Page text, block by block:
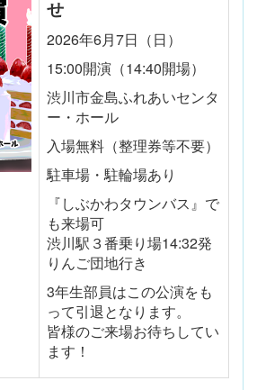
せ
2026年6月7日（日）
15:00開演（14:40開場）
渋川市金島ふれあいセンタ
ー・ホール
入場無料（整理券等不要）
駐車場・駐輪場あり
『しぶかわタウンバス』で
も来場可
渋川駅３番乗り場14:32発
りんご団地行き
3年生部員はこの公演をも
って引退となります。
皆様のご来場お待ちしてい
ます！